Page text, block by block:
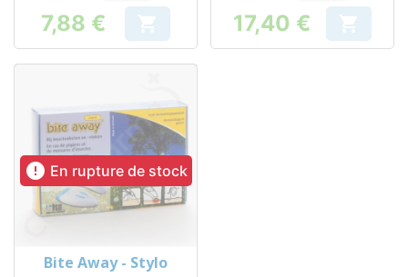
Prix
7,88 €  Prix
17,40 € 
 En rupture de stock
Bite Away - Stylo